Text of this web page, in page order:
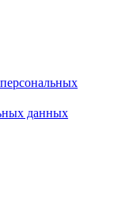
данных